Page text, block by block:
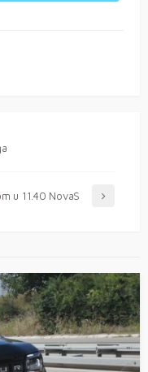
u 11.40 NovaS